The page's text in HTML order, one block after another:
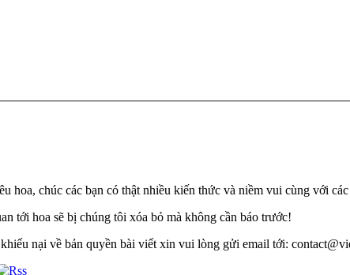
hoa, chúc các bạn có thật nhiều kiến thức và niềm vui cùng với
tới hoa sẽ bị chúng tôi xóa bỏ mà không cần báo trước!
nại về bản quyền bài viết xin vui lòng gửi email tới: